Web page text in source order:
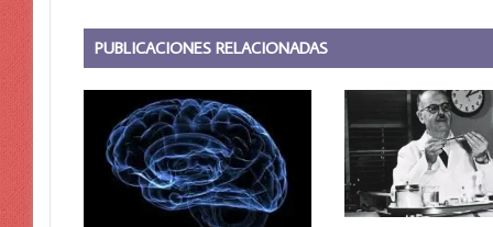
PUBLICACIONES RELACIONADAS